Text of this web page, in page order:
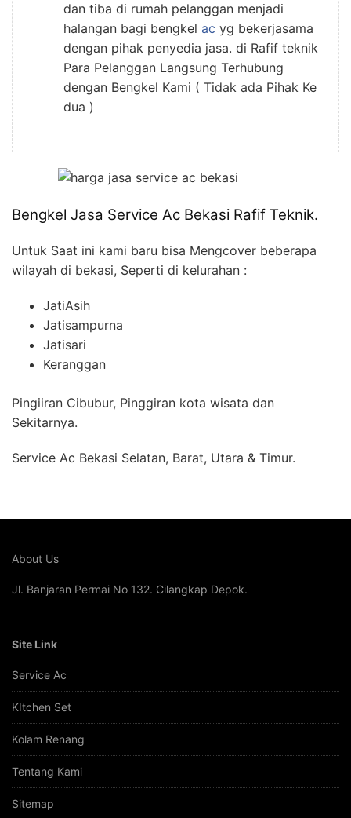
dan tiba di rumah pelanggan menjadi
halangan bagi bengkel ac yg bekerjasama
dengan pihak penyedia jasa. di Rafif teknik
Para Pelanggan Langsung Terhubung
dengan Bengkel Kami ( Tidak ada Pihak Ke
dua )
Bengkel Jasa Service Ac Bekasi Rafif Teknik.
Untuk Saat ini kami baru bisa Mengcover beberapa
wilayah di bekasi, Seperti di kelurahan :
JatiAsih
Jatisampurna
Jatisari
Keranggan
Pingiiran Cibubur, Pinggiran kota wisata dan
Sekitarnya.
Service Ac Bekasi Selatan, Barat, Utara & Timur.
About Us
Jl. Banjaran Permai No 132. Cilangkap Depok.
Site Link
Service Ac
KItchen Set
Kolam Renang
Tentang Kami
Sitemap